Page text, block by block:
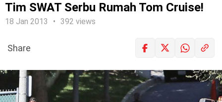
Tim SWAT Serbu Rumah Tom Cruise!
18 Jan 2013 392 views
LOGIN
Share